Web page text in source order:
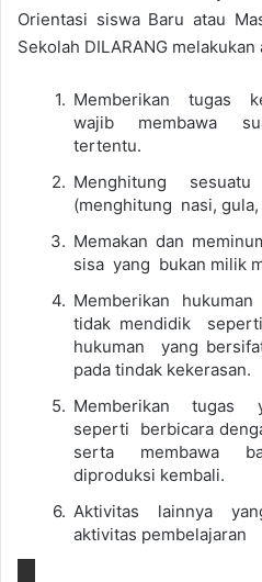
Orientasi siswa Baru atau
Sekolah DILARANG
Memberikan tugas
wajib membawa
tertentu.
Menghitung
(menghitung nasi, gula,
Memakan dan
sisa yang bukan milik
Memberikan
tidak mendidik
hukuman yang
pada tindak kekerasan.
Memberikan tugas
seperti berbicara
serta membawa
diproduksi kembali.
Aktivitas lainnya
aktivitas pembelajaran